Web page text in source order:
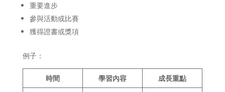
重要進步
參與活動或比賽
獲得證書或獎項
例子：
時間 學習內容 成長重點